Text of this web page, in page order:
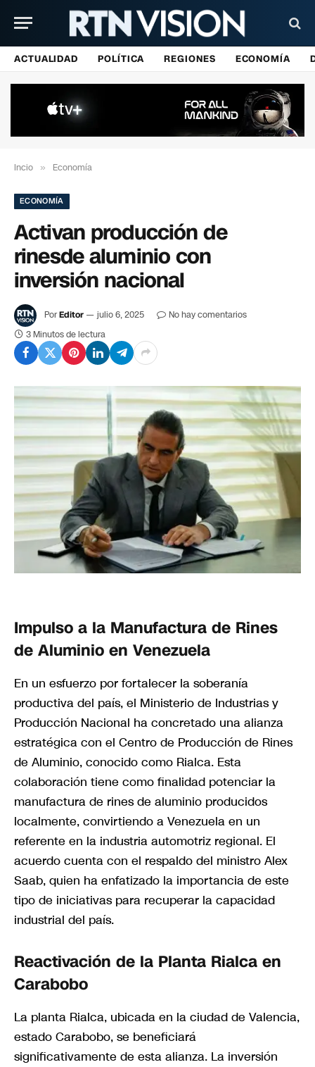
ACTUALIDAD POLÍTICA REGIONES ECONOMÍA
Incio » Economía
ECONOMÍA
Activan producción de
rinesde aluminio con
inversión nacional
PorEditor julio 6, 2025
No hay comentarios
3 Minutos de lectura
Impulso a la Manufactura de Rines
de Aluminio en Venezuela
En un esfuerzo por fortalecer la soberanía
productiva del país, el Ministerio de Industrias y
Producción Nacional ha concretado una alianza
estratégica con el Centro de Producción de Rines
de Aluminio, conocido como Rialca. Esta
colaboración tiene como finalidad potenciar la
manufactura de rines de aluminio producidos
localmente, convirtiendo a Venezuela en un
referente en la industria automotriz regional. El
acuerdo cuenta con el respaldo del ministro Alex
Saab, quien ha enfatizado la importancia de este
tipo de iniciativas para recuperar la capacidad
industrial del país.
Reactivación de la Planta Rialca en
Carabobo
La planta Rialca, ubicada en la ciudad de Valencia,
estado Carabobo, se beneficiará
significativamente de esta alianza. La inversión